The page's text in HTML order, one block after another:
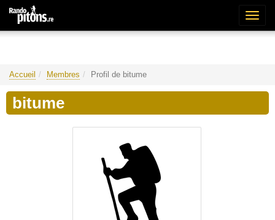
Accueil Membres Profil de bitume
bitume